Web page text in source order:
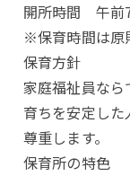
開所時間 午前
※保育時間は原
保育方針
家庭福祉員な
育ちを安定し
尊重します。
保育所の特色